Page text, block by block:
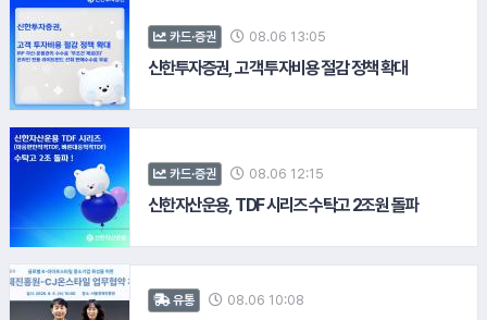
카드·증권 08.06 13:05
신한투자증권, 고객 투자비용 절감 정책 확대
카드·증권 08.06 12:15
신한자산운용, TDF 시리즈 수탁고 2조원 돌파
유통 08.06 10:08
12.GS건설
#삼성그룹